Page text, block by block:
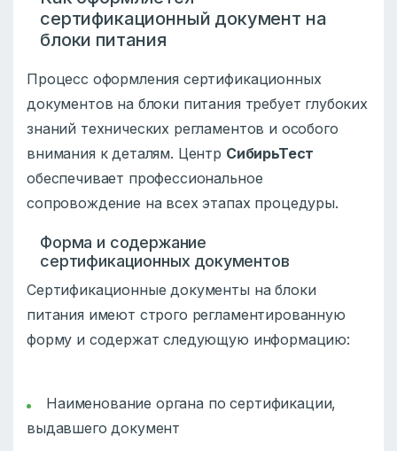
сертификационный документ на
блоки питания
Процесс оформления сертификационных
документов на блоки питания требует глубоких
знаний технических регламентов и особого
внимания к деталям. Центр СибирьТест
обеспечивает профессиональное
сопровождение на всех этапах процедуры.
Форма и содержание
сертификационных документов
Сертификационные документы на блоки
питания имеют строго регламентированную
форму и содержат следующую информацию:
Наименование органа по сертификации,
выдавшего документ